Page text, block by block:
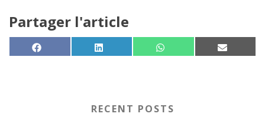
Partager l'article
RECENT POSTS